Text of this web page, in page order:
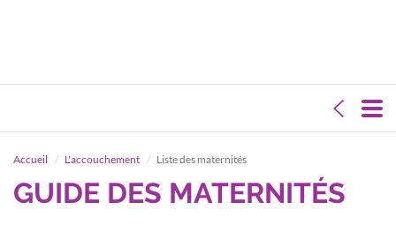
Accueil L'accouchement Liste des maternités
GUIDE DES MATERNITÉS